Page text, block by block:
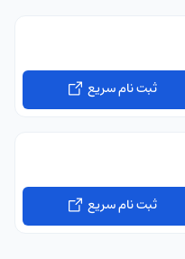
ثبت نام سریع
ثبت نام سریع